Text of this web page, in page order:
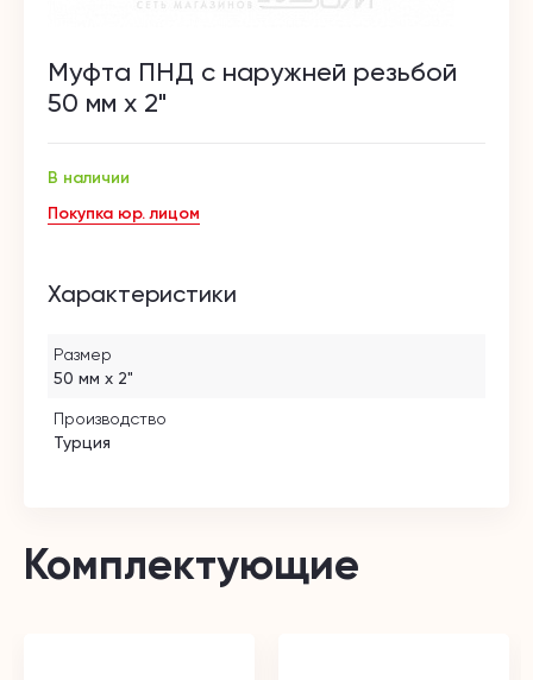
Муфта ПНД с наружней резьбой
50 мм х 2"
В наличии
Покупка юр. лицом
Характеристики
Размер
50 мм х 2"
Производство
Турция
Комплектующие